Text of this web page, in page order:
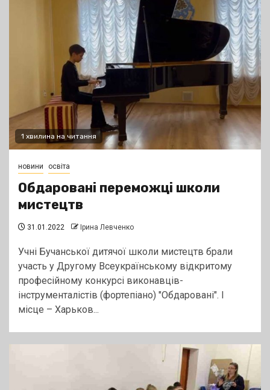
1 хвилина на читання
новини освіта
Обдаровані переможці школи
мистецтв
31.01.2022 Ірина Левченко
Учні Бучанської дитячої школи мистецтв брали
участь у Другому Всеукраїнському відкритому
професійному конкурсі виконавців-
інструменталістів (фортепіано) "Обдаровані". І
місце – Харьков...